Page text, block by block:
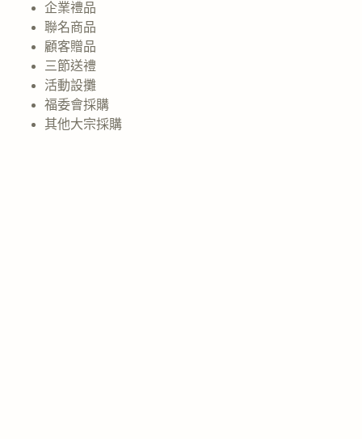
企業禮品
聯名商品
顧客贈品
三節送禮
活動設攤
福委會採購
其他大宗採購